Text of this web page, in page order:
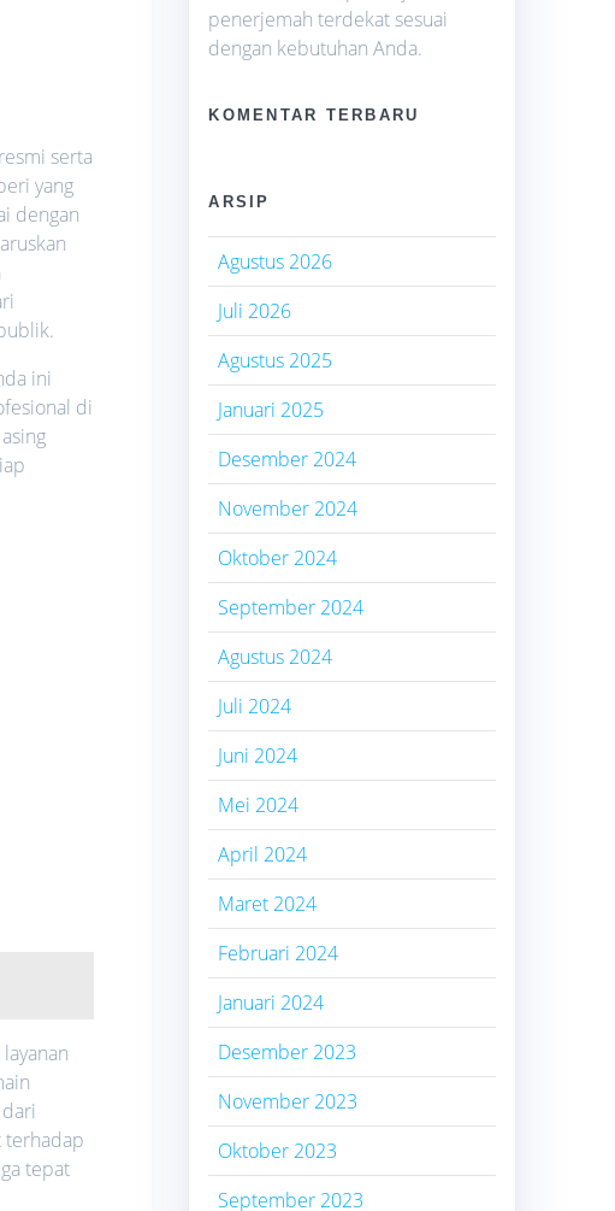
serta
yang
dengan
ini
di
terhadap
tepat
penerjemah terdekat sesuai
dengan kebutuhan Anda.
KOMENTAR TERBARU
ARSIP
Agustus 2026
Juli 2026
Agustus 2025
Januari 2025
Desember 2024
November 2024
Oktober 2024
September 2024
Agustus 2024
Juli 2024
Juni 2024
Mei 2024
April 2024
Maret 2024
Februari 2024
Januari 2024
Desember 2023
November 2023
Oktober 2023
September 2023